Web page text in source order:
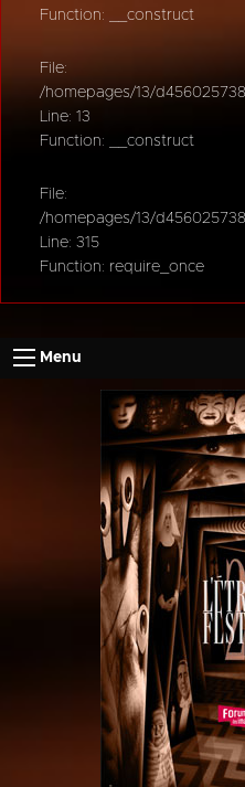
Function: __construct
File:
/homepages/13/
Line: 13
Function: __construct
File:
/homepages/13/
Line: 315
Function: require_once
Menu